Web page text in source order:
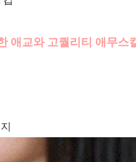
애교와 고퀄리티 애무스